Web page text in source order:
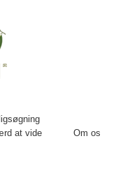
at vide Om os